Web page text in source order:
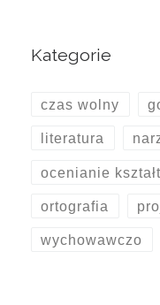
Kategorie
czas wolny
literatura
ocenianie
ortografia
wychowawczo